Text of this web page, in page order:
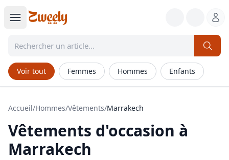
Voir tout Femmes Hommes Enfants
Accueil/Hommes/Vêtements/Marrakech
Vêtements d'occasion à
Marrakech